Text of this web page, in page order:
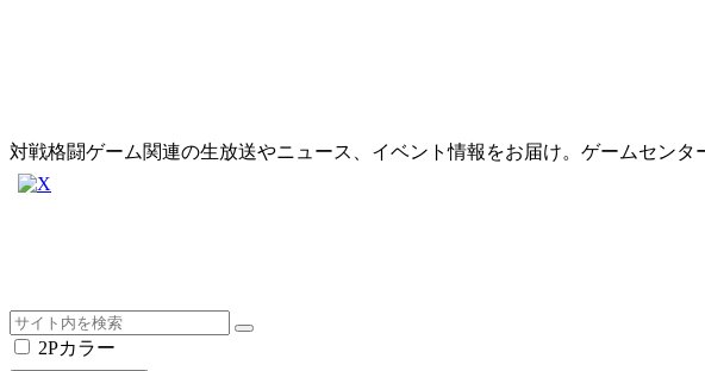
対戦格闘ゲーム関連の生放送やニュース、イベント情報をお届け。ゲームセン
2Pカラー